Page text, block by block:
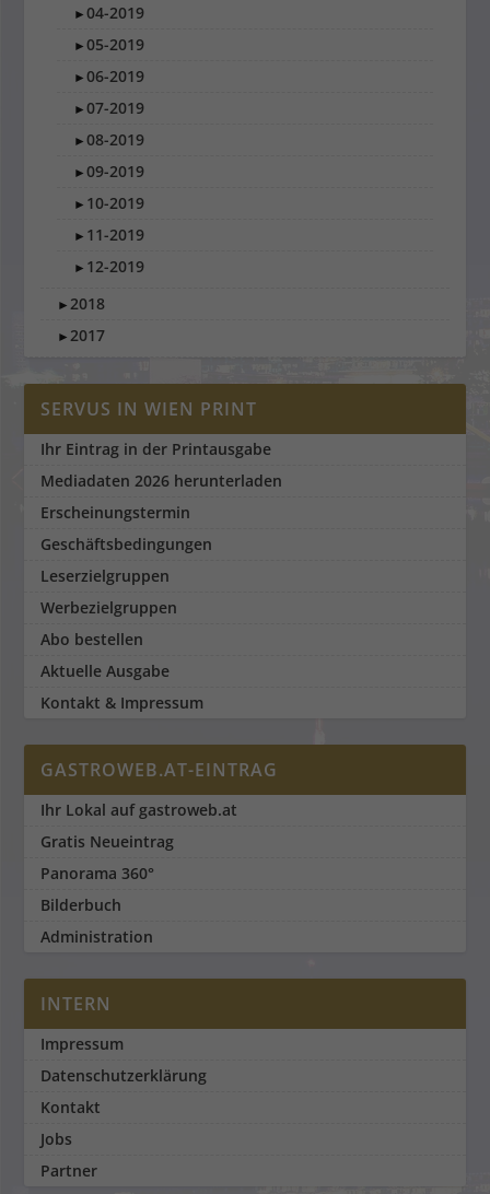
►04-2019
►05-2019
►06-2019
►07-2019
►08-2019
►09-2019
► 10-2019
► 11-2019
► 12-2019
►2018
►2017
SERVUS IN WIEN PRINT
Ihr Eintrag in der Printausgabe
Mediadaten 2026 herunterladen
Erscheinungstermin
Geschäftsbedingungen
Leserzielgruppen
Werbezielgruppen
Abo bestellen
Aktuelle Ausgabe
Kontakt & Impressum
GASTROWEB.AT-EINTRAG
Ihr Lokal auf gastroweb.at
Gratis Neueintrag
Panorama 360°
Bilderbuch
Administration
INTERN
Impressum
Datenschutzerklärung
Kontakt
Jobs
Partner